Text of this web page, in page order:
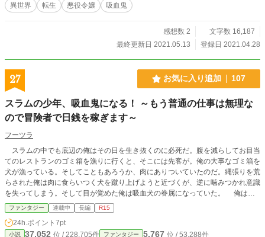
異世界 転生 悪役令嬢 吸血鬼
感想数 2
文字数 16,187
最終更新日 2021.05.13
登録日 2021.04.28
27 お気に入り追加 107
スラムの少年、吸血鬼になる！ ～もう普通の仕事は無理な
ので冒険者で日銭を稼ぎます～
フーツラ
スラムの中でも底辺の俺はその日を生き抜くのに必死だ。腹を減らしてお目当
てのレストランのゴミ箱を漁りに行くと、そこには先客が。俺の大事なゴミ箱を
犬が漁っている。そしてこともあろうか、肉にありついていたのだ。縄張りを荒
らされた俺は肉に食らいつく犬を蹴り上げようと近づくが、逆に噛みつかれ意識
を失ってしまう。そして目が覚めた俺は吸血犬の眷属になっていた。 俺は吸
血犬をボスと呼び、ボスに従う。水を汲みに行き、ゴミ箱から残飯を拾ってく
る。そしてある日、ボスは俺に言った。「ミートパイが食べたい」と。なんでミ
ートパイなんだ。それに当然お金なんてない。無理だ。なんとか断わろとする俺
ファンタジー 連載中 長編 R15
24h.ポイント 7pt
小説 37,052 位 / 228,705件 ファンタジー 5,767 位 / 53,288件